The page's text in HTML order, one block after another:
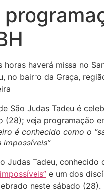
horas haverá missa no
no bairro da Graça,
é conhecido como o
impossíveis”
Judas Tadeu, conhecido
e um dos
neste sábado (28).